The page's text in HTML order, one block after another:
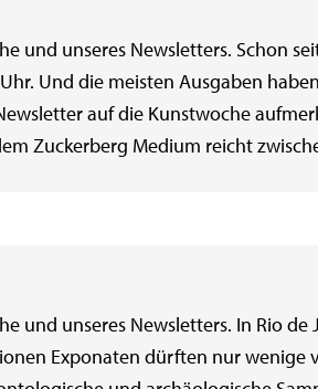
und unseres Newsletters. Schon
Und die meisten Ausgaben
auf die Kunstwoche
Zuckerberg Medium reicht
und unseres Newsletters. In Rio
Exponaten dürften nur wenige